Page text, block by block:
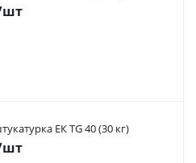
ЕК TG 40 (30 кг)